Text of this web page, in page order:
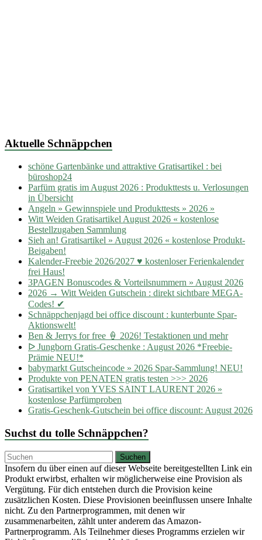
Aktuelle Schnäppchen
schöne Gartenbänke und attraktive Gratisartikel : bei
büroshop24
Parfüm gratis im August 2026 : Produkttests u. Verlosungen
in Übersicht
Angeln » Gewinnspiele und Produkttests » 2026 »
Witt Weiden Gratisartikel August 2026 « kostenlose
Bestellzugaben Sammlung
Sieh an! Gratisartikel » August 2026 « kostenlose Produkt-
Beigaben!
Kalender-Freebie 2026/2027 ♥ kostenloser Ferienkalender
frei Haus!
3PAGEN Bonuscodes & Vorteilsnummern » August 2026
2026 → Witt Weiden Gutschein : direkt sichtbare MEGA-
Codes! ✔
Schnäppchenjagd bei office discount : kunterbunte Spar-
Aktionswelt!
Ben & Jerrys for free 🍦 2026! Testaktionen und mehr
ᐅ Jungborn Gratis-Geschenke : August 2026 *Freebie-
Prämie NEU!*
babymarkt Gutscheincode » 2026 Spar-Sammlung! NEU!
Produkte von PENATEN gratis testen >>> 2026
Gratisartikel von YVES SAINT LAURENT 2026 »
kostenlose Parfümproben
Gratis-Geschenk-Gutschein bei office discount: August 2026
Suchst du tolle Schnäppchen?
Insofern du über einen auf dieser Webseite bereitgestellten Link ein
Produkt erwirbst, erhalten wir möglicherweise eine Provision als
Vergütung. Für dich entstehen durch die Provision keine
zusätzlichen Kosten. Diese Provisionen beeinflussen unsere Inhalte
nicht. Zu den Partnerprogrammen, mit denen wir
zusammenarbeiten, zählt unter anderem das Amazon-
Partnerprogramm. Als Teilnehmer dieses Programms erzielen wir